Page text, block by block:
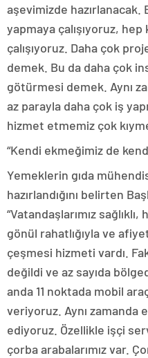
aşevimizde hazırlanacak.
yapmaya çalışıyoruz,
çalışıyoruz. Daha çok
demek. Bu da daha çok
götürmesi demek. Aynı
az parayla daha çok iş
hizmet etmemiz çok
“Kendi ekmeğimiz de
Yemeklerin gıda
hazırlandığını belirten
“Vatandaşlarımız
gönül rahatlığıyla ve
çeşmesi hizmeti vardı.
değildi ve az sayıda
anda 11 noktada mobil
veriyoruz. Aynı zamanda
ediyoruz. Özellikle işçi
çorba arabalarımız var.